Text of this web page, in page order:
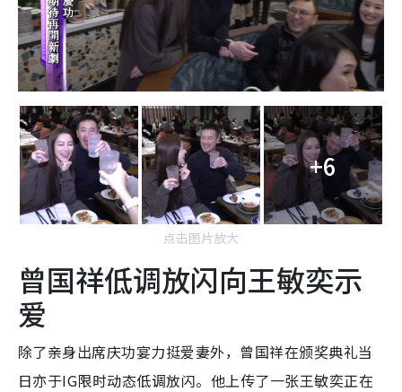
+6
点击图片放大
曾国祥低调放闪向王敏奕示
爱
除了亲身出席庆功宴力挺爱妻外，曾国祥在颁奖典礼当
日亦于IG限时动态低调放闪。他上传了一张王敏奕正在